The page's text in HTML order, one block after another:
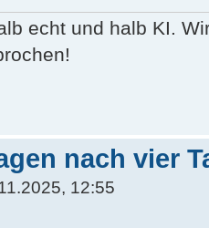
echt und halb KI.
nach vier
12:55